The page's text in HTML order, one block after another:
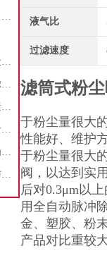
如何正确维护车间打磨吸尘器，延长使用寿命
怎样挑选一个好的打磨抛光粉尘吸尘器
挑选三相大功率吸尘器需要考虑哪些问题？
选购粉尘集尘机时这些参考因素很重要！
三相大功率吸尘器延长使用寿命的建议
防爆型工业集尘器的除尘效果为何不佳？
探讨脉冲反吹集尘器故障预防与维护要点
液气比
过滤速度
滤筒式粉
于粉尘量很大
性能好、维护
于粉尘量很大
阀，以达到实
后对0.3μm以
用全自动脉冲
金、塑胶、粉
产品对比重较